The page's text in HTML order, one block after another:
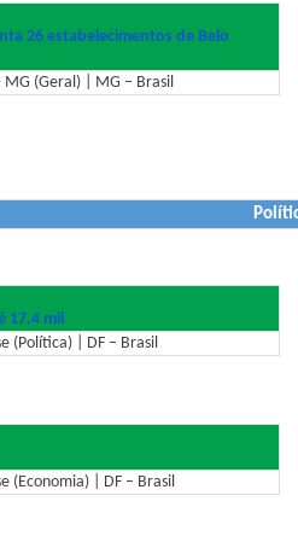
26 estabelecimentos de Belo
MG (Geral) | MG – Brasil
17,4 mil
(Política) | DF – Brasil
(Economia) | DF – Brasil